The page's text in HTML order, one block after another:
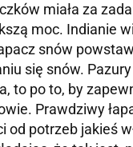
miała za
moc. Indianie
snów
się snów.
to po to, by
Prawdziwy
potrzeb jakieś